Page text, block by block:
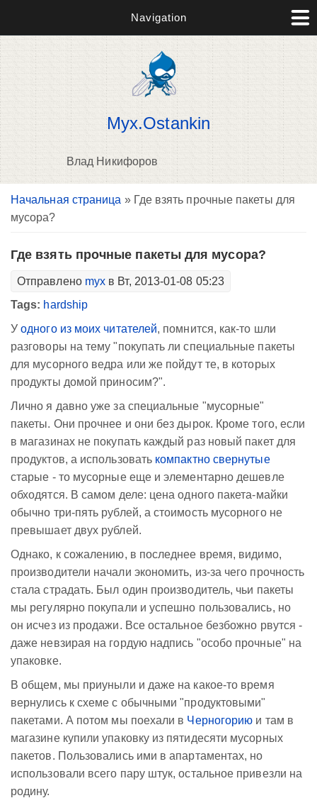
Navigation
Myx.Ostankin
Влад Никифоров
Вы здесь
Начальная страница » Где взять прочные пакеты для
мусора?
Где взять прочные пакеты для мусора?
Отправлено myx в Вт, 2013-01-08 05:23
Tags: hardship
Уодного из моих читателей, помнится, как-то шли
разговоры на тему "покупать ли специальные пакеты
для мусорного ведра или же пойдут те, в которых
продукты домой приносим?".
Лично я давно уже за специальные "мусорные"
пакеты. Они прочнее и они без дырок. Кроме того, если
в магазинах не покупать каждый раз новый пакет для
продуктов, а использовать компактно свернутые
старые - то мусорные еще и элементарно дешевле
обходятся. В самом деле: цена одного пакета-майки
обычно три-пять рублей, а стоимость мусорного не
превышает двух рублей.
Однако, к сожалению, в последнее время, видимо,
производители начали экономить, из-за чего прочность
стала страдать. Был один производитель, чьи пакеты
мы регулярно покупали и успешно пользовались, но
он исчез из продажи. Все остальное безбожно рвутся -
даже невзирая на гордую надпись "особо прочные" на
упаковке.
В общем, мы приуныли и даже на какое-то время
вернулись к схеме с обычными "продуктовыми"
пакетами. А потом мы поехали в Черногорию и там в
магазине купили упаковку из пятидесяти мусорных
пакетов. Пользовались ими в апартаментах, но
использовали всего пару штук, остальное привезли на
родину.